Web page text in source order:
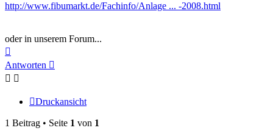
http://www.fibumarkt.de/Fachinfo/Anlage ... -2008.html
oder in unserem Forum...
oben
Antworten
Druckansicht
1 Beitrag • Seite 1 von 1